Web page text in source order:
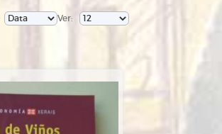
Ver: